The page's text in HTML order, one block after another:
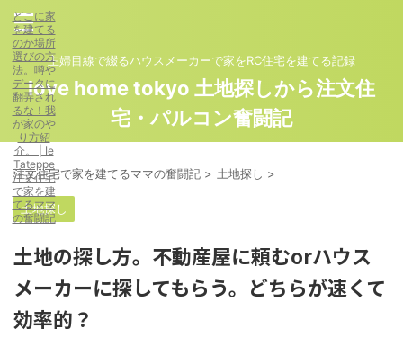
主婦目線で綴るハウスメーカーで家をRC住宅を建てる記録
love home tokyo 土地探しから注文住
宅・パルコン奮闘記
注文住宅で家を建てるママの奮闘記 > 土地探し >
土地探し
土地の探し方。不動産屋に頼むorハウス
メーカーに探してもらう。どちらが速くて
効率的？
どこに家
を建てる
のか場所
選びの方
法。噂や
データに
翻弄され
るな！我
が家のや
り方紹
介。 | Ie
Tateppe
注文住宅
で家を建
てるママ
の奮闘記